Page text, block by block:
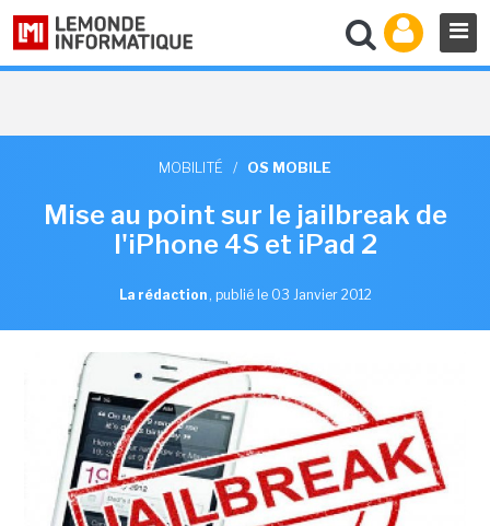
MOBILITÉ / OS MOBILE
Mise au point sur le jailbreak de
l'iPhone 4S et iPad 2
La rédaction , publié le 03 Janvier 2012